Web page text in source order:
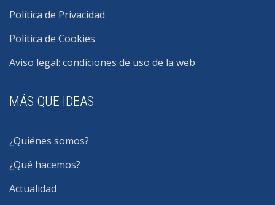
Política de Privacidad
Política de Cookies
Aviso legal: condiciones de uso de la web
MÁS QUE IDEAS
¿Quiénes somos?
¿Qué hacemos?
Actualidad